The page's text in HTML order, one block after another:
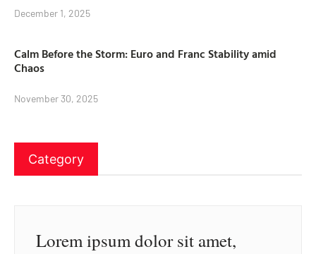
December 1, 2025
Calm Before the Storm: Euro and Franc Stability amid
Chaos
November 30, 2025
Category
Lorem ipsum dolor sit amet,